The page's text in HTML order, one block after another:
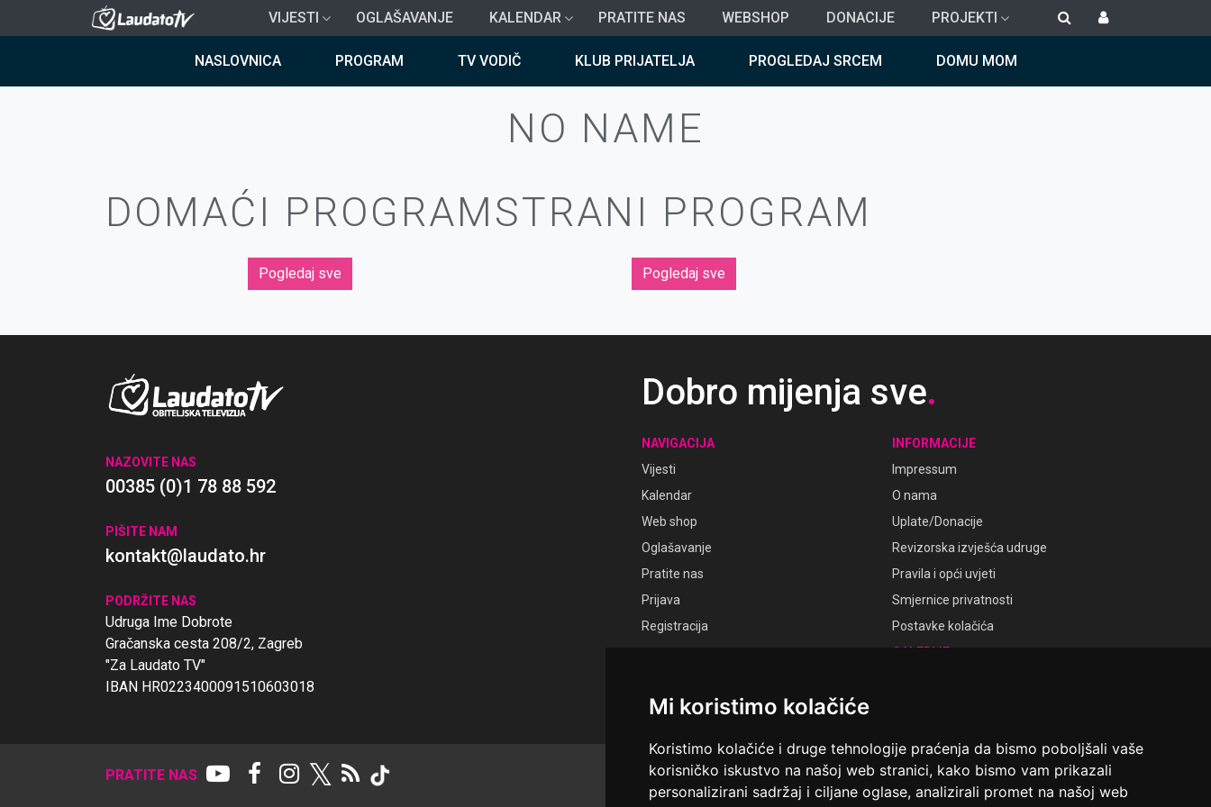
Mi koristimo kolačiće
Koristimo kolačiće i druge tehnologije praćenja da bismo poboljšali vaše
korisničko iskustvo na našoj web stranici, kako bismo vam prikazali
personalizirani sadržaj i ciljane oglase, analizirali promet na našoj web
na
VIJESTI OGLAŠAVANJE KALENDAR PRATITE NAS WEBSHOP DONACIJE PROJEKTI
NASLOVNICA PROGRAM TV VODIČ KLUB PRIJATELJA PROGLEDAJ SRCEM DOMU MOM
NO NAME
DOMAĆI PROGRAM
Pogledaj sve
STRANI PROGRAM
Pogledaj sve
NAZOVITE NAS
00385 (0)1 78 88 592
PIŠITE NAM
kontakt@laudato.hr
PODRŽITE NAS
Udruga Ime Dobrote
Gračanska cesta 208/2, Zagreb
"Za Laudato TV"
IBAN HR0223400091510603018
Dobro mijenja sve.
NAVIGACIJA
Vijesti
Kalendar
Web shop
Oglašavanje
Pratite nas
Prijava
Registracija
INFORMACIJE
Impressum
O nama
Uplate/Donacije
Revizorska izvješća udruge
Pravila i opći uvjeti
Smjernice privatnosti
Postavke kolačića
GALERIJE
PRATITE NAS 𝕏
© Sva prava pridržana Udruga Ime dobrote
Održavatelj Netcom d.o.o., Riva 6, Rijeka